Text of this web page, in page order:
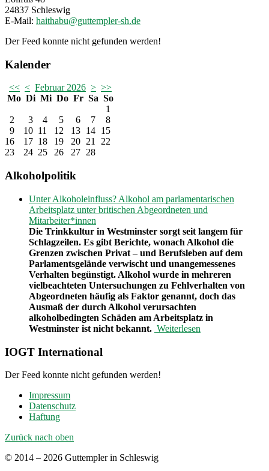
24837 Schleswig
E-Mail:
Der Feed konnte nicht gefunden werden!
Kalender
<< < Februar 2026 > >>
Mo Di Mi Do Fr Sa So
1
2
3 4 5 6 7
8
9
10 11 12 13 14 15
16
17 18 19 20 21 22
23
24 25 26 27 28
Alkoholpolitik
Unter Alkoholeinfluss? Alkohol am parlamentarischen
Arbeitsplatz unter britischen Abgeordneten und
Mitarbeiter*innen
Die Trinkkultur in Westminster sorgt seit langem für
Schlagzeilen. Es gibt Berichte, wonach Alkohol die
Grenzen zwischen Privat – und Berufsleben auf dem
Parlamentsgelände verwischt und unangemessenes
Verhalten begünstigt. Alkohol wurde in mehreren
vielbeachteten Untersuchungen zu Fehlverhalten von
Abgeordneten häufig als Faktor genannt, doch das
Ausmaß der durch Alkohol verursachten
alkoholbedingten Schäden am Arbeitsplatz in
Westminster ist nicht bekannt. Weiterlesen
IOGT International
Der Feed konnte nicht gefunden werden!
Impressum
Datenschutz
Haftung
Zurück nach oben
© 2014 – 2026 Guttempler in Schleswig